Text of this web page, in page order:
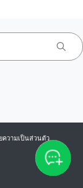
ความเป็นส่วนตัว